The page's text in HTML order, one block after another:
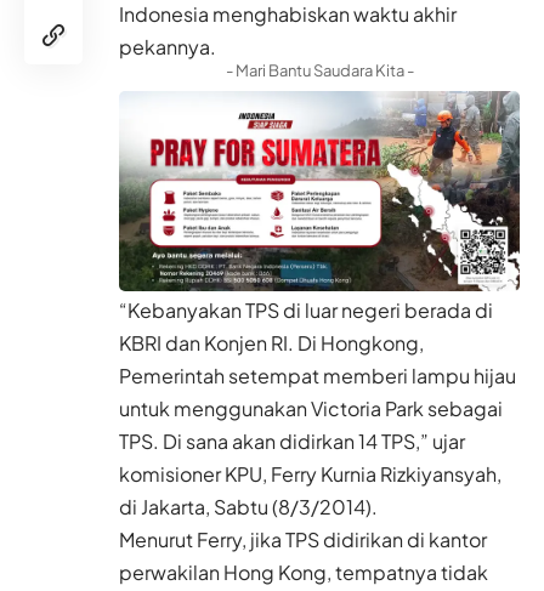
Indonesia menghabiskan waktu akhir
pekannya.
- Mari Bantu Saudara Kita -
“Kebanyakan TPS di luar negeri berada di
KBRI dan Konjen RI. Di Hongkong,
Pemerintah setempat memberi lampu hijau
untuk menggunakan Victoria Park sebagai
TPS. Di sana akan didirkan 14 TPS,” ujar
komisioner KPU, Ferry Kurnia Rizkiyansyah,
di Jakarta, Sabtu (8/3/2014).
Menurut Ferry, jika TPS didirikan di kantor
perwakilan Hong Kong, tempatnya tidak